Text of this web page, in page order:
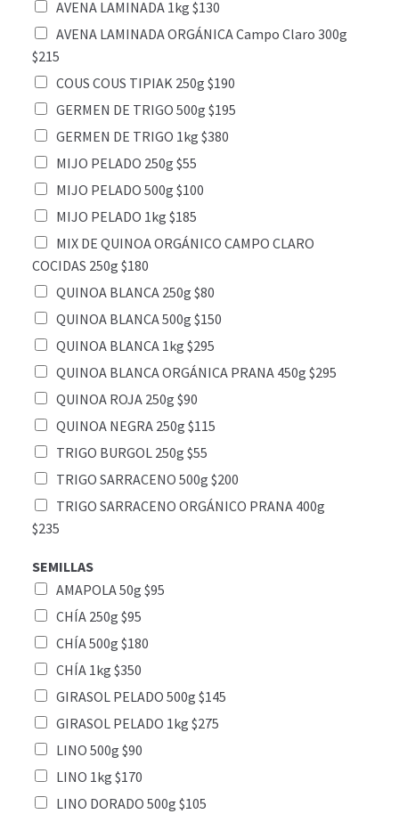
AVENA LAMINADA 1kg $130
AVENA LAMINADA ORGÁNICA Campo Claro 300g
$215
COUS COUS TIPIAK 250g $190
GERMEN DE TRIGO 500g $195
GERMEN DE TRIGO 1kg $380
MIJO PELADO 250g $55
MIJO PELADO 500g $100
MIJO PELADO 1kg $185
MIX DE QUINOA ORGÁNICO CAMPO CLARO
COCIDAS 250g $180
QUINOA BLANCA 250g $80
QUINOA BLANCA 500g $150
QUINOA BLANCA 1kg $295
QUINOA BLANCA ORGÁNICA PRANA 450g $295
QUINOA ROJA 250g $90
QUINOA NEGRA 250g $115
TRIGO BURGOL 250g $55
TRIGO SARRACENO 500g $200
TRIGO SARRACENO ORGÁNICO PRANA 400g
$235
SEMILLAS
AMAPOLA 50g $95
CHÍA 250g $95
CHÍA 500g $180
CHÍA 1kg $350
GIRASOL PELADO 500g $145
GIRASOL PELADO 1kg $275
LINO 500g $90
LINO 1kg $170
LINO DORADO 500g $105